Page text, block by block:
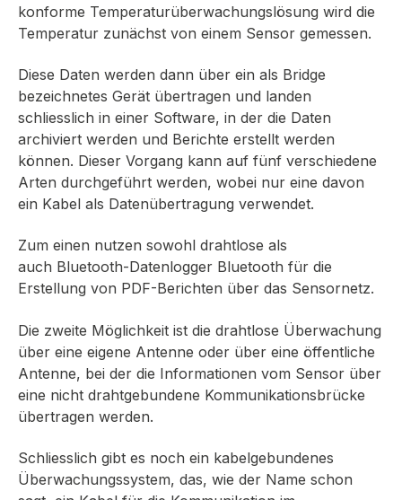
konforme Temperaturüberwachungslösung wird die
Temperatur zunächst von einem Sensor gemessen.
Diese Daten werden dann über ein als Bridge
bezeichnetes Gerät übertragen und landen
schliesslich in einer Software, in der die Daten
archiviert werden und Berichte erstellt werden
können. Dieser Vorgang kann auf fünf verschiedene
Arten durchgeführt werden, wobei nur eine davon
ein Kabel als Datenübertragung verwendet.
Zum einen nutzen sowohl drahtlose als
auch Bluetooth-Datenlogger Bluetooth für die
Erstellung von PDF-Berichten über das Sensornetz.
Die zweite Möglichkeit ist die drahtlose Überwachung
über eine eigene Antenne oder über eine öffentliche
Antenne, bei der die Informationen vom Sensor über
eine nicht drahtgebundene Kommunikationsbrücke
übertragen werden.
Schliesslich gibt es noch ein kabelgebundenes
Überwachungssystem, das, wie der Name schon